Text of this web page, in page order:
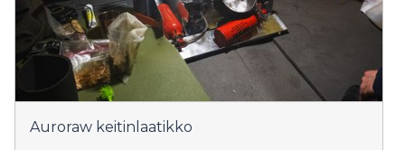
Auroraw keitinlaatikko